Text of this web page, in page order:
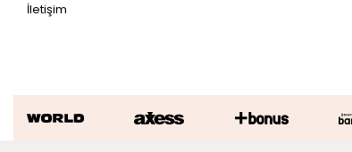
İletişim